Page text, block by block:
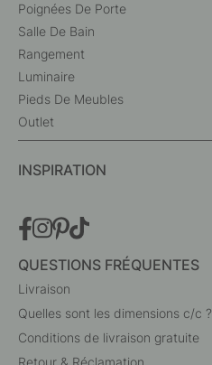
Poignées De Porte
Salle De Bain
Rangement
Luminaire
Pieds De Meubles
Outlet
INSPIRATION
QUESTIONS FRÉQUENTES
Livraison
Quelles sont les dimensions c/c ?
Conditions de livraison gratuite
Retour & Réclamation